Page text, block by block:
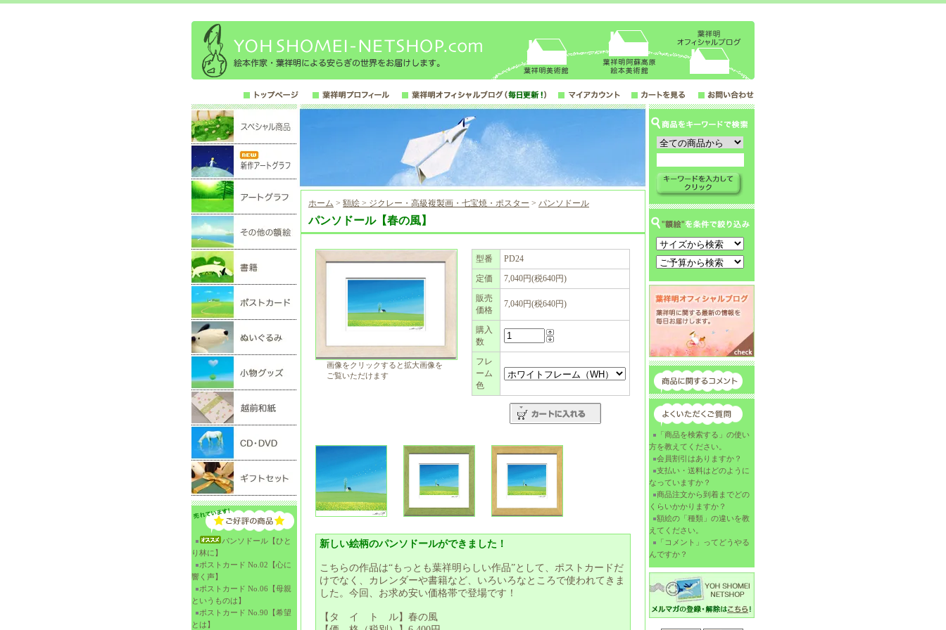
パンソドール【ひと
り林に】
ポストカード No.02【心に
響く声】
ポストカード No.06【母親
というものは】
ポストカード No.90【希望
とは】
ホーム > 額絵 > ジクレー・高級複製画・七宝焼・ポスター > パンソドール
パンソドール【春の風】
画像をクリックすると拡大画像を
ご覧いただけます
型番
PD24
定価
7,040円(税640円)
販売
価格
7,040円(税640円)
購入
数
フレ
ーム
色
新しい絵柄のパンソドールができました！
こちらの作品は“もっとも葉祥明らしい作品”として、ポストカードだ
けでなく、カレンダーや書籍など、いろいろなところで使われてきま
した。今回、お求め安い価格帯で登場です！
【タ イ ト ル】春の風
「商品を検索する」の使い
方を教えてください。
会員割引はありますか？
支払い・送料はどのように
なっていますか？
商品注文から到着までどの
くらいかかりますか？
額絵の「種類」の違いを教
えてください。
「コメント」ってどうやる
んですか？